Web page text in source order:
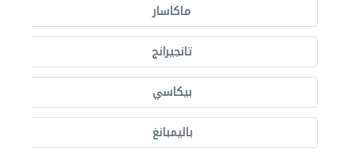
ماكاسار
تانجيرانج
بيكاسي
باليمبانغ